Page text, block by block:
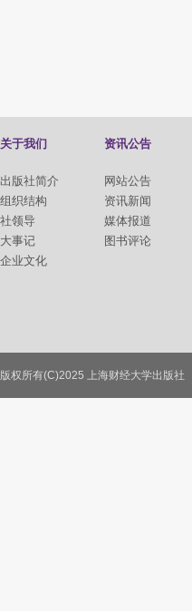
关于我们
出版社简介
组织结构
社领导
大事记
企业文化
资讯公告
网站公告
资讯新闻
媒体报道
图书评论
联系我们
版权所有(C)2025 上海财经大学出版社